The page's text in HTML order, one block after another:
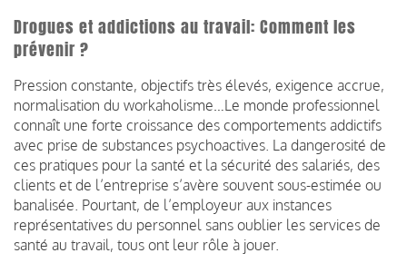
Drogues et addictions au travail: Comment les
prévenir ?
Pression constante, objectifs très élevés, exigence accrue,
normalisation du workaholisme…Le monde professionnel
connaît une forte croissance des comportements addictifs
avec prise de substances psychoactives. La dangerosité de
ces pratiques pour la santé et la sécurité des salariés, des
clients et de l’entreprise s’avère souvent sous-estimée ou
banalisée. Pourtant, de l’employeur aux instances
représentatives du personnel sans oublier les services de
santé au travail, tous ont leur rôle à jouer.